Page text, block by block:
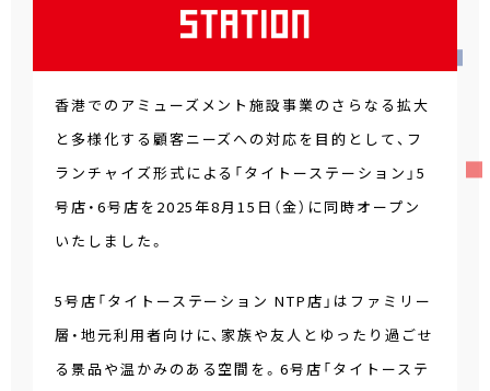
香港でのアミューズメント施設事業のさらなる拡大
と多様化する顧客ニーズへの対応を目的として、フ
ランチャイズ形式による「タイトーステーション」5
号店・6号店を2025年8月15日（金）に同時オープン
いたしました。
5号店「タイトーステーション NTP店」はファミリー
層・地元利用者向けに、家族や友人とゆったり過ごせ
る景品や温かみのある空間を。6号店「タイトーステ